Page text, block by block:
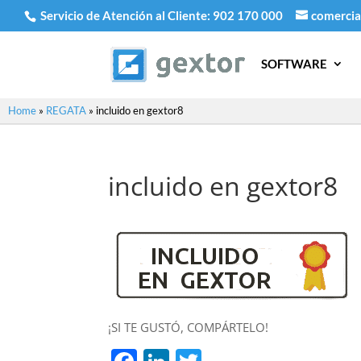
Servicio de Atención al Cliente: 902 170 000
SOFTWARE
Home » REGATA » incluido en gextor8
incluido en gextor8
¡SI TE GUSTÓ, COMPÁRTELO!